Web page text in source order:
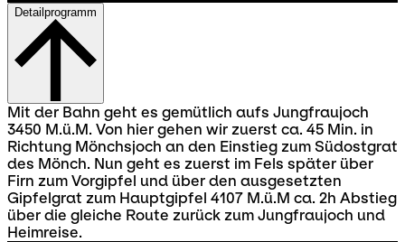
Detailprogramm
Mit der Bahn geht es gemütlich aufs Jungfraujoch
3450 M.ü.M. Von hier gehen wir zuerst ca. 45 Min. in
Richtung Mönchsjoch an den Einstieg zum Südostgrat
des Mönch. Nun geht es zuerst im Fels später über
Firn zum Vorgipfel und über den ausgesetzten
Gipfelgrat zum Hauptgipfel 4107 M.ü.M ca. 2h Abstieg
über die gleiche Route zurück zum Jungfraujoch und
Heimreise.